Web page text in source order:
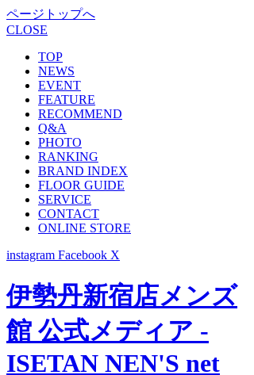
ページトップへ
CLOSE
TOP
NEWS
EVENT
FEATURE
RECOMMEND
Q&A
PHOTO
RANKING
BRAND INDEX
FLOOR GUIDE
SERVICE
CONTACT
ONLINE STORE
instagram Facebook X
伊勢丹新宿店メンズ
館 公式メディア -
ISETAN NEN'S net